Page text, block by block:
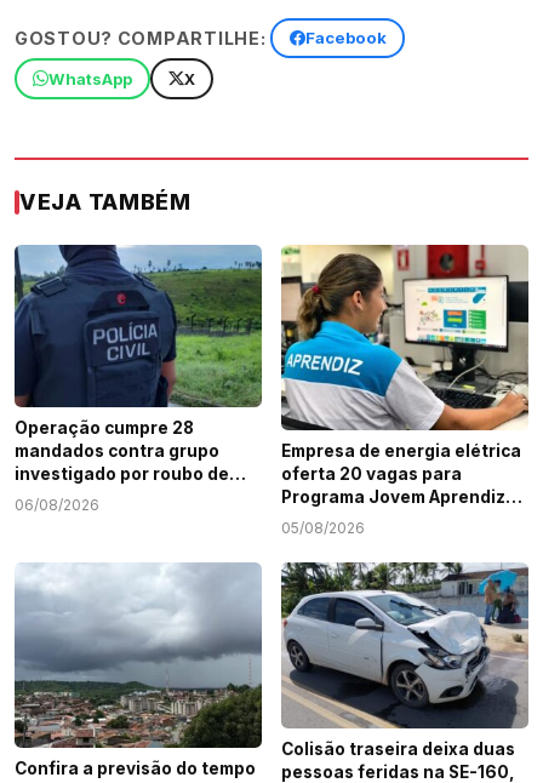
GOSTOU? COMPARTILHE: Facebook
WhatsApp X
VEJA TAMBÉM
Operação cumpre 28
mandados contra grupo
investigado por roubo de
cargas e tráfico de drogas
06/08/2026
Empresa de energia elétrica
oferta 20 vagas para
Programa Jovem Aprendiz
em Sergipe
05/08/2026
Confira a previsão do tempo
Colisão traseira deixa duas
pessoas feridas na SE-160,